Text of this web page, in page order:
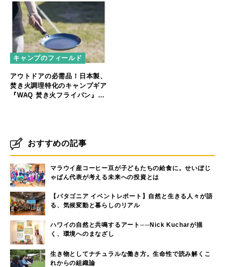
キャンプのフィールド
アウトドアの必需品！日本製、
焚き火調理特化のキャンプギア
『WAQ 焚き火フライパン』販
おすすめの記事
マラウイ産コーヒー豆が子どもたちの給食に。せいぼじ
ゃぱん代表が考える未来への投資とは
【パタゴニア イベントレポート】自然と生きる人々が語
る、気候変動と暮らしのリアル
ハワイの自然と共鳴するアート──Nick Kucharが描
く、環境へのまなざし
生き物としてナチュラルな働き方。生命性で読み解くこ
れからの組織論